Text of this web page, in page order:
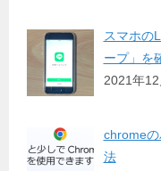
スマホの
ープ」を
2021年12
chrome
法